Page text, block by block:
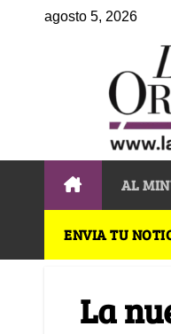
agosto 5, 2026
AL
ENVIA TU
La